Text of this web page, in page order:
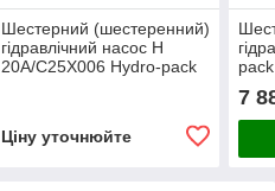
Шестерний (шестеренний)
гідравлічний насос H
20A/C25X006 Hydro-pack
Ціну уточнюйте
7